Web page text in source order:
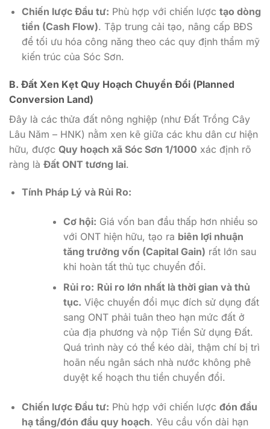
Chiến lược Đầu tư: Phù hợp với chiến lược tạo dòng
tiền (Cash Flow). Tập trung cải tạo, nâng cấp BĐS
để tối ưu hóa công năng theo các quy định thẩm mỹ
kiến trúc của Sóc Sơn.
B. Đất Xen Kẹt Quy Hoạch Chuyển Đổi (Planned
Conversion Land)
Đây là các thửa đất nông nghiệp (như Đất Trồng Cây
Lâu Năm – HNK) nằm xen kẽ giữa các khu dân cư hiện
hữu, được Quy hoạch xã Sóc Sơn 1/1000 xác định rõ
ràng là Đất ONT tương lai.
Tính Pháp Lý và Rủi Ro:
Cơ hội: Giá vốn ban đầu thấp hơn nhiều so
với ONT hiện hữu, tạo ra biên lợi nhuận
tăng trưởng vốn (Capital Gain) rất lớn sau
khi hoàn tất thủ tục chuyển đổi.
Rủi ro: Rủi ro lớn nhất là thời gian và thủ
tục. Việc chuyển đổi mục đích sử dụng đất
sang ONT phải tuân theo hạn mức đất ở
của địa phương và nộp Tiền Sử dụng Đất.
Quá trình này có thể kéo dài, thậm chí bị trì
hoãn nếu ngân sách nhà nước không phê
duyệt kế hoạch thu tiền chuyển đổi.
Chiến lược Đầu tư: Phù hợp với chiến lược đón đầu
hạ tầng/đón đầu quy hoạch. Yêu cầu vốn dài hạn